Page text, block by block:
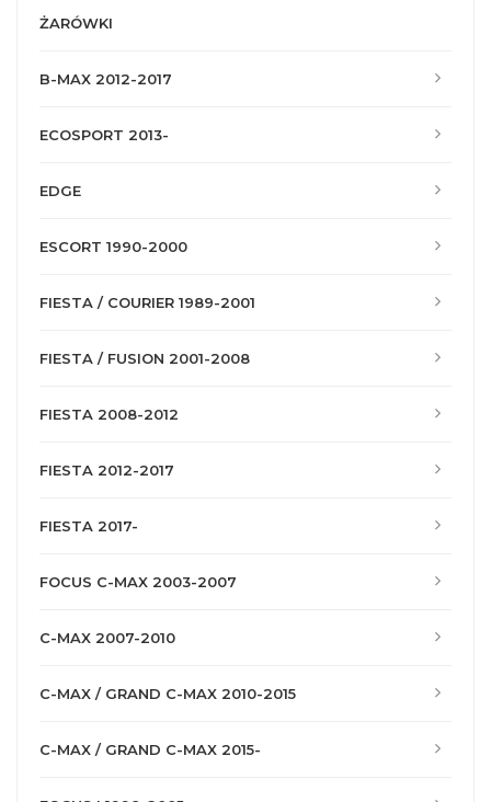
ŻARÓWKI
B-MAX 2012-2017
ECOSPORT 2013-
EDGE
ESCORT 1990-2000
FIESTA / COURIER 1989-2001
FIESTA / FUSION 2001-2008
FIESTA 2008-2012
FIESTA 2012-2017
FIESTA 2017-
FOCUS C-MAX 2003-2007
C-MAX 2007-2010
C-MAX / GRAND C-MAX 2010-2015
C-MAX / GRAND C-MAX 2015-